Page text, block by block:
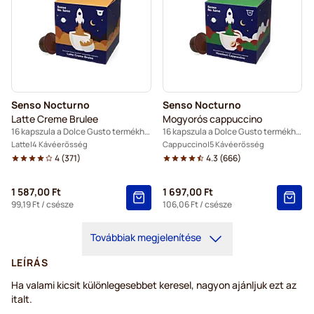
Senso Nocturno
Latte Creme Brulee
16 kapszula a Dolce Gusto termékhez
Latte 4 Kávéerősség
4(371)
1 587,00 Ft
99,19 Ft/ csésze
Senso Nocturno
Mogyorós cappuccino
16 kapszula a Dolce Gusto termékhez
Cappuccino 5 Kávéerősség
4.3 (666)
1 697,00 Ft
106,06 Ft/ csésze
Továbbiak megjelenítése
LEÍRÁS
Ha valami kicsit különlegesebbet keresel, nagyon ajánljuk ezt az
italt.